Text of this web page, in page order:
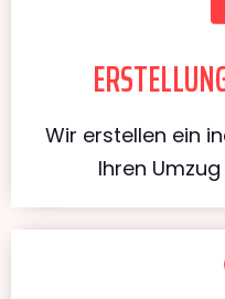
Wir erstellen ein
Ihren